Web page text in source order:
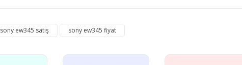
sony ew345 satış sony ew345 fiyat